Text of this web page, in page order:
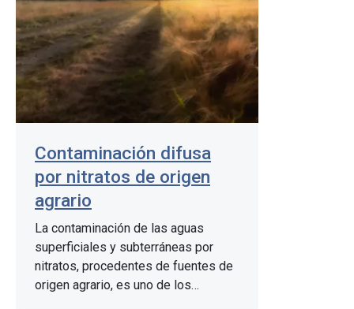
Contaminación difusa
por nitratos de origen
agrario
La contaminación de las aguas
superficiales y subterráneas por
nitratos, procedentes de fuentes de
origen agrario, es uno de los